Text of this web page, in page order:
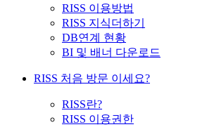
RISS 이용방법
RISS 지식더하기
DB연계 현황
BI 및 배너 다운로드
RISS 처음 방문 이세요?
RISS란?
RISS 이용권한